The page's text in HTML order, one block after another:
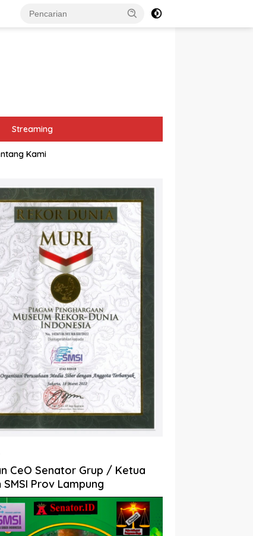
Streaming
Kami
CeO Senator Grup / Ketua
SMSI Prov Lampung